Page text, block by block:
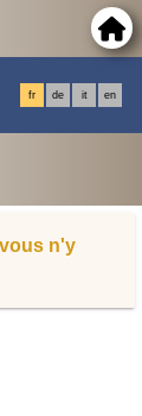
fr de it en
n'y